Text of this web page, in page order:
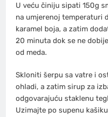
U veću činiju sipati 150g
na umjerenoj temperaturi
karamel boja, a zatim
20 minuta dok se ne
od meda.
Skloniti šerpu sa vatre i
ohladi, a zatim sirup za
odgovarajuću staklenu
Uzimajte po supenu